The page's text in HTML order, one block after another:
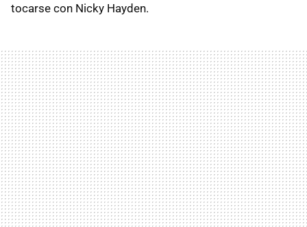
tocarse con Nicky Hayden.